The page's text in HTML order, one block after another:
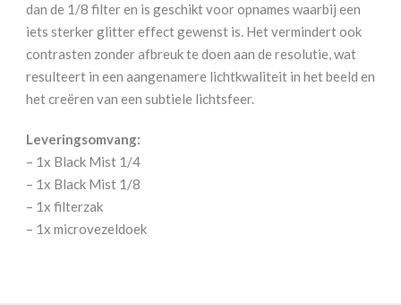
dan de 1/8 filter en is geschikt voor opnames waarbij een
iets sterker glitter effect gewenst is. Het vermindert ook
contrasten zonder afbreuk te doen aan de resolutie, wat
resulteert in een aangenamere lichtkwaliteit in het beeld en
het creëren van een subtiele lichtsfeer.
Leveringsomvang:
– 1x Black Mist 1/4
– 1x Black Mist 1/8
– 1x filterzak
– 1x microvezeldoek